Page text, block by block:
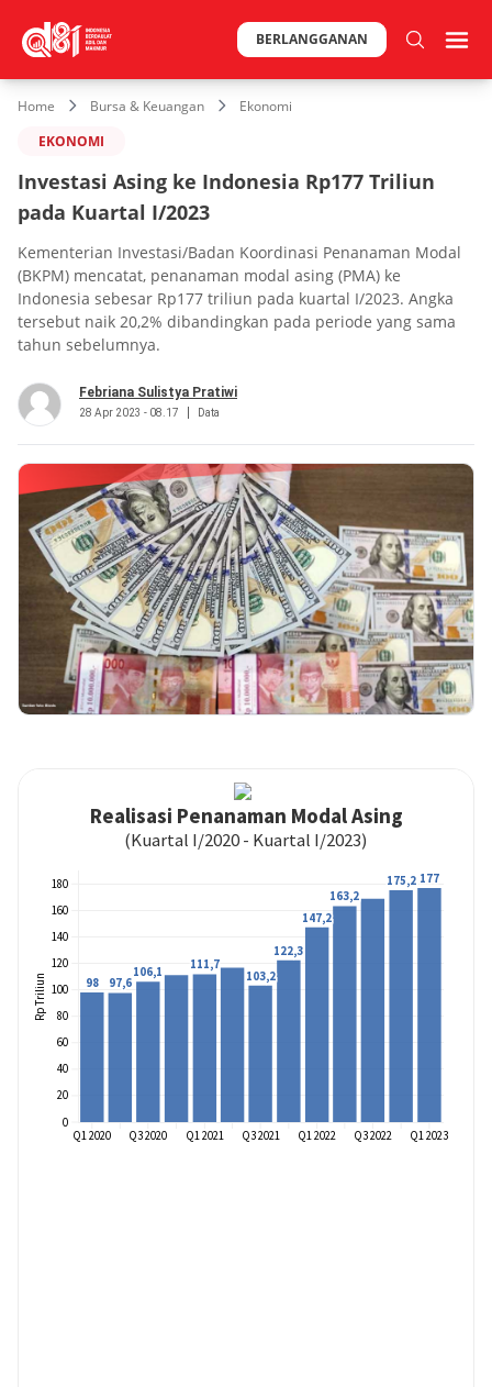
BERLANGGANAN
Home Bursa & Keuangan
Ekonomi
EKONOMI
Investasi Asing ke Indonesia Rp177 Triliun
pada Kuartal I/2023
Kementerian Investasi/Badan Koordinasi Penanaman Modal
(BKPM) mencatat, penanaman modal asing (PMA) ke
Indonesia sebesar Rp177 triliun pada kuartal I/2023. Angka
tersebut naik 20,2% dibandingkan pada periode yang sama
tahun sebelumnya.
Febriana Sulistya Pratiwi
28 Apr 2023 - 08.17 Data